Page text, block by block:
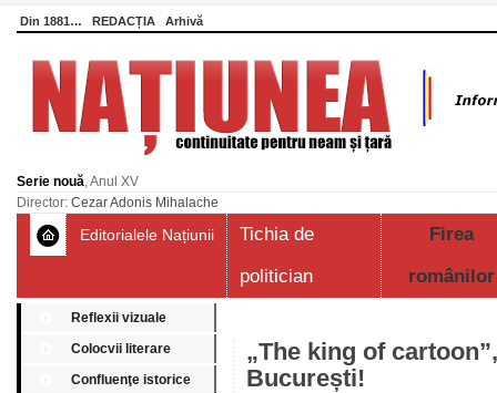
Din 1881… REDACȚIA Arhivă
Serie nouă, Anul XV
Director: Cezar Adonis Mihalache
Editorialele Națiunii
Tichia de
politician
Firea
românilor
Reflexii vizuale
Colocvii literare
Confluenţe istorice
„The king of
București!